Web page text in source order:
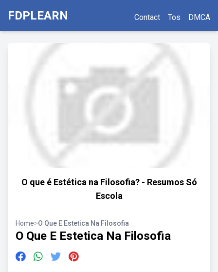
FDPLEARN Contact Tos DMCA
O que é Estética na Filosofia? - Resumos Só
Escola
Home>O Que E Estetica Na Filosofia
O Que E Estetica Na Filosofia